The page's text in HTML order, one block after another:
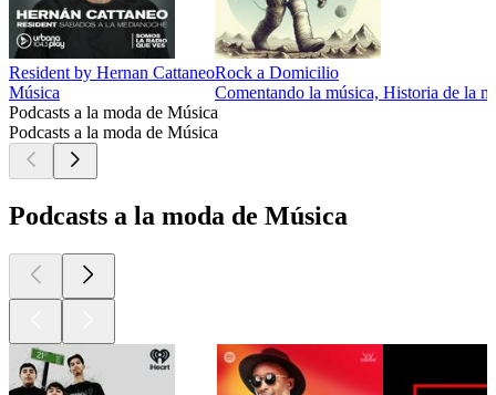
Resident by Hernan Cattaneo
Música
Rock a Domicilio
Comentando la música, Historia de la
Podcasts a la moda de Música
Podcasts a la moda de Música
Podcasts a la moda de Música